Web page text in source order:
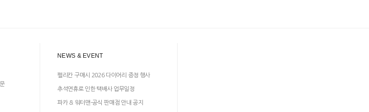
NEWS & EVENT
펠리칸 구매시 2026 다이어리 증정 행사
추석연휴로 인한 택배사 업무일정
파카 & 워터맨-공식 판매점 안내 공지